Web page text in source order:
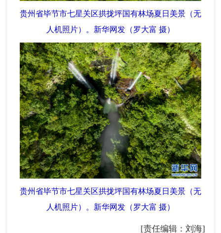
贵州省毕节市七星关区拱拢坪国有林场夏日美景（无
人机照片）。新华网发（罗大富 摄）
贵州省毕节市七星关区拱拢坪国有林场夏日美景（无
人机照片）。新华网发（罗大富 摄）
[责任编辑：刘海]